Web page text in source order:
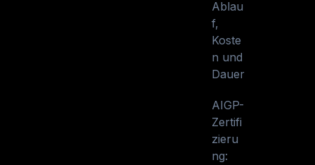
Ablau
f,
Koste
n und
Dauer
AIGP-
Zertifi
zieru
ng: